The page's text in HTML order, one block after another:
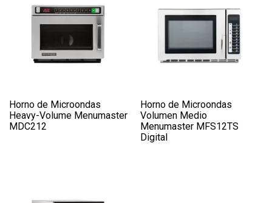
Horno de Microondas
Heavy-Volume Menumaster
MDC212
Horno de Microondas
Volumen Medio
Menumaster MFS12TS
Digital